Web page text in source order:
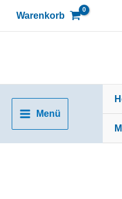
Warenkorb
Menü